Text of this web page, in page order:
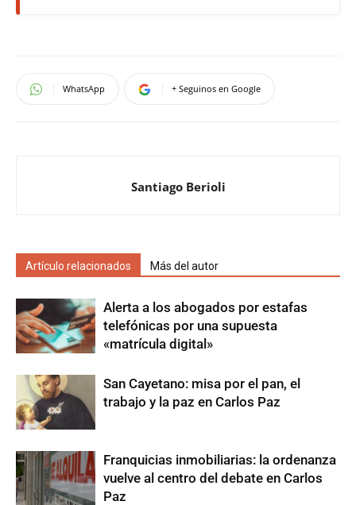
WhatsApp + Seguinos en Google
Santiago Berioli
Artículo relacionados Más del autor
Alerta a los abogados por estafas
telefónicas por una supuesta
«matrícula digital»
San Cayetano: misa por el pan, el
trabajo y la paz en Carlos Paz
Franquicias inmobiliarias: la ordenanza
vuelve al centro del debate en Carlos
Paz